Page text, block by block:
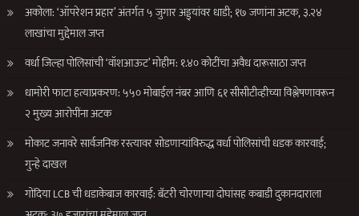
अकोला: ‘ऑपरेशन प्रहार’ अंतर्गत ५ जुगार अड्ड्यांवर धाडी; १७ जणांना अटक, ३.२४
लाखांचा मुद्देमाल जप्त
वर्धा जिल्हा पोलिसांची ‘वॉशआऊट’ मोहीम: १.४० कोटींचा अवैध दारूसाठा जप्त
धामोरी फाटा हत्याप्रकरण: ५५० मोबाईल नंबर आणि ६१ सीसीटीव्हीच्या विश्लेषणावरून
२ मुख्य आरोपींना अटक
मोकाट जनावरे सार्वजनिक रस्त्यावर सोडणाऱ्यांविरुद्ध वर्धा पोलिसांची धडक कारवाई;
गुन्हे दाखल
गोंदिया LCB ची धडाकेबाज कारवाई: बॅटरी चोरणाऱ्या दोघांसह कबाडी दुकानदाराला